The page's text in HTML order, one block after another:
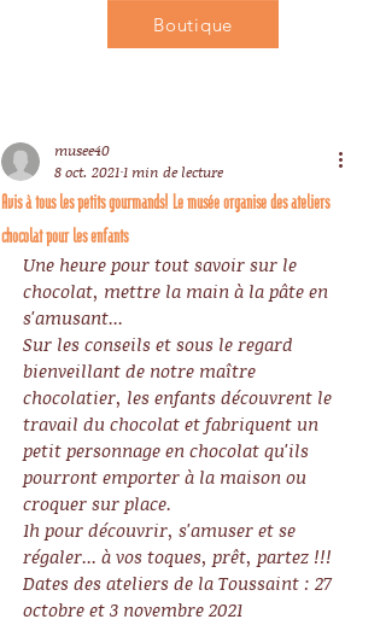
Boutique
Avis à tous les petits gourmands! Le musée organise des ateliers
chocolat pour les enfants
musee40
8 oct. 20211 min de lecture
Une heure pour tout savoir sur le
chocolat, mettre la main à la pâte en
s'amusant...
Sur les conseils et sous le regard
bienveillant de notre maître
chocolatier, les enfants découvrent le
travail du chocolat et fabriquent un
petit personnage en chocolat qu'ils
pourront emporter à la maison ou
croquer sur place.
1h pour découvrir, s'amuser et se
régaler... à vos toques, prêt, partez !!!
Dates des ateliers de la Toussaint : 27
octobre et 3 novembre 2021